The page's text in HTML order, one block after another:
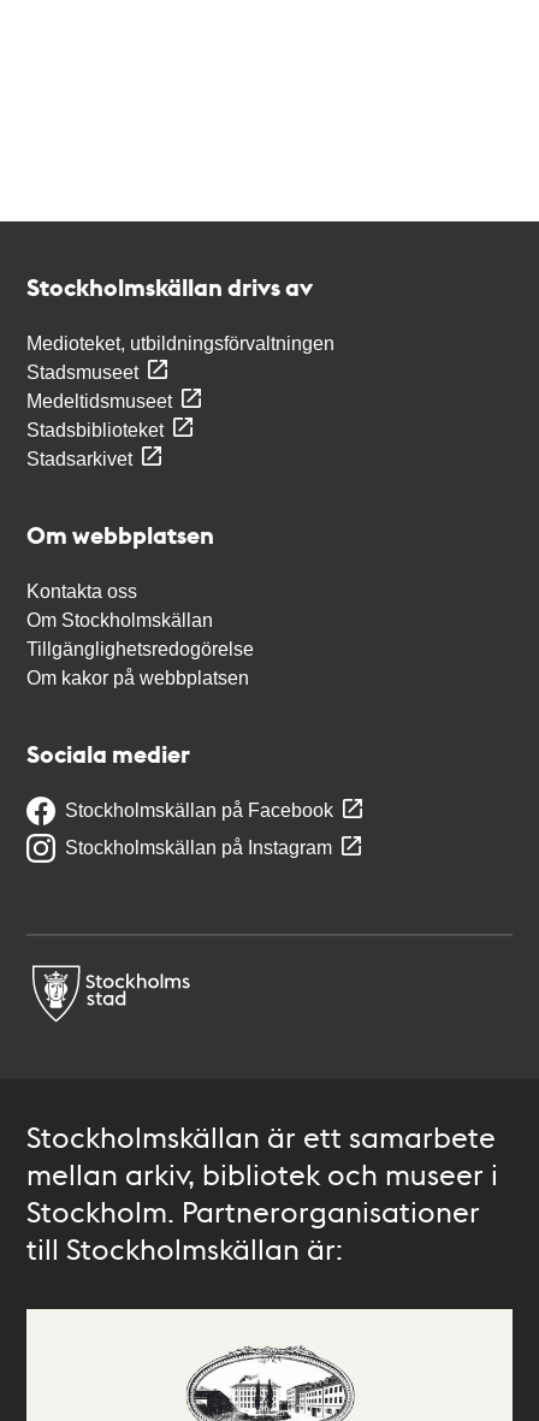
Stockholmskällan drivs av
Medioteket, utbildningsförvaltningen
Stadsmuseet
Medeltidsmuseet
Stadsbiblioteket
Stadsarkivet
Om webbplatsen
Kontakta oss
Om Stockholmskällan
Tillgänglighetsredogörelse
Om kakor på webbplatsen
Sociala medier
Stockholmskällan på Facebook
Stockholmskällan på Instagram
Stockholmskällan är ett samarbete
mellan arkiv, bibliotek och museer i
Stockholm. Partnerorganisationer
till Stockholmskällan är: